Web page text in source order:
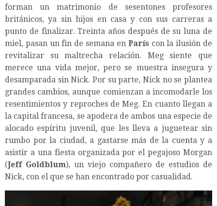
forman un matrimonio de sesentones profesores
británicos, ya sin hijos en casa y con sus carreras a
punto de finalizar. Treinta años después de su luna de
miel, pasan un fin de semana en París con la ilusión de
revitalizar su maltrecha relación. Meg siente que
merece una vida mejor, pero se muestra insegura y
desamparada sin Nick. Por su parte, Nick no se plantea
grandes cambios, aunque comienzan a incomodarle los
resentimientos y reproches de Meg. En cuanto llegan a
la capital francesa, se apodera de ambos una especie de
alocado espíritu juvenil, que les lleva a juguetear sin
rumbo por la ciudad, a gastarse más de la cuenta y a
asistir a una fiesta organizada por el pegajoso Morgan
(Jeff Goldblum), un viejo compañero de estudios de
Nick, con el que se han encontrado por casualidad.